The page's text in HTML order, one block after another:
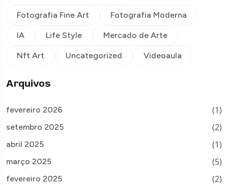
Fotografia Fine Art Fotografia Moderna
IA Life Style Mercado de Arte
Nft Art Uncategorized Videoaula
Arquivos
fevereiro 2026 (1)
setembro 2025 (2)
abril 2025 (1)
março 2025 (5)
fevereiro 2025 (2)